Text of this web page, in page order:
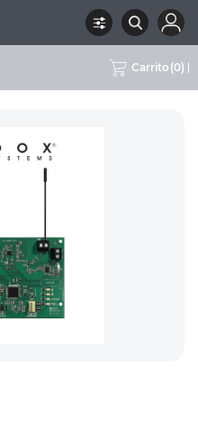
Carrito (0)
MARCA